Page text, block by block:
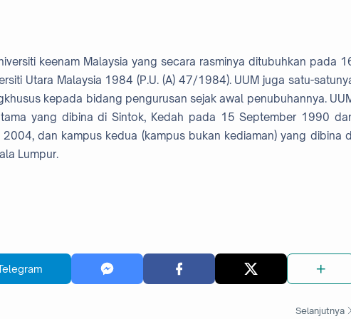
keenam Malaysia yang secara rasminya ditubuhkan pada
Utara Malaysia 1984 (P.U. (A) 47/1984). UUM juga satu-
kepada bidang pengurusan sejak awal penubuhannya.
yang dibina di Sintok, Kedah pada 15 September 1990
dan kampus kedua (kampus bukan kediaman) yang dibina
Lumpur.
Selanjutnya